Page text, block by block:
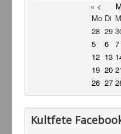
« <
Mo Di
28 29
5
6 7
12 13
19 20
26 27
Kultfete